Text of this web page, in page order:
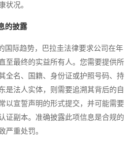
状况。
的披露
际趋势，巴拉圭法律要求公司在年
至最终的实益所有人。您需要提供所
全名、国籍、身份证或护照号码、持
是法人实体，则需要追溯其背后的自
以宣誓声明的形式提交，并可能需要
证副本。准确披露此项信息是合规的
严重处罚。